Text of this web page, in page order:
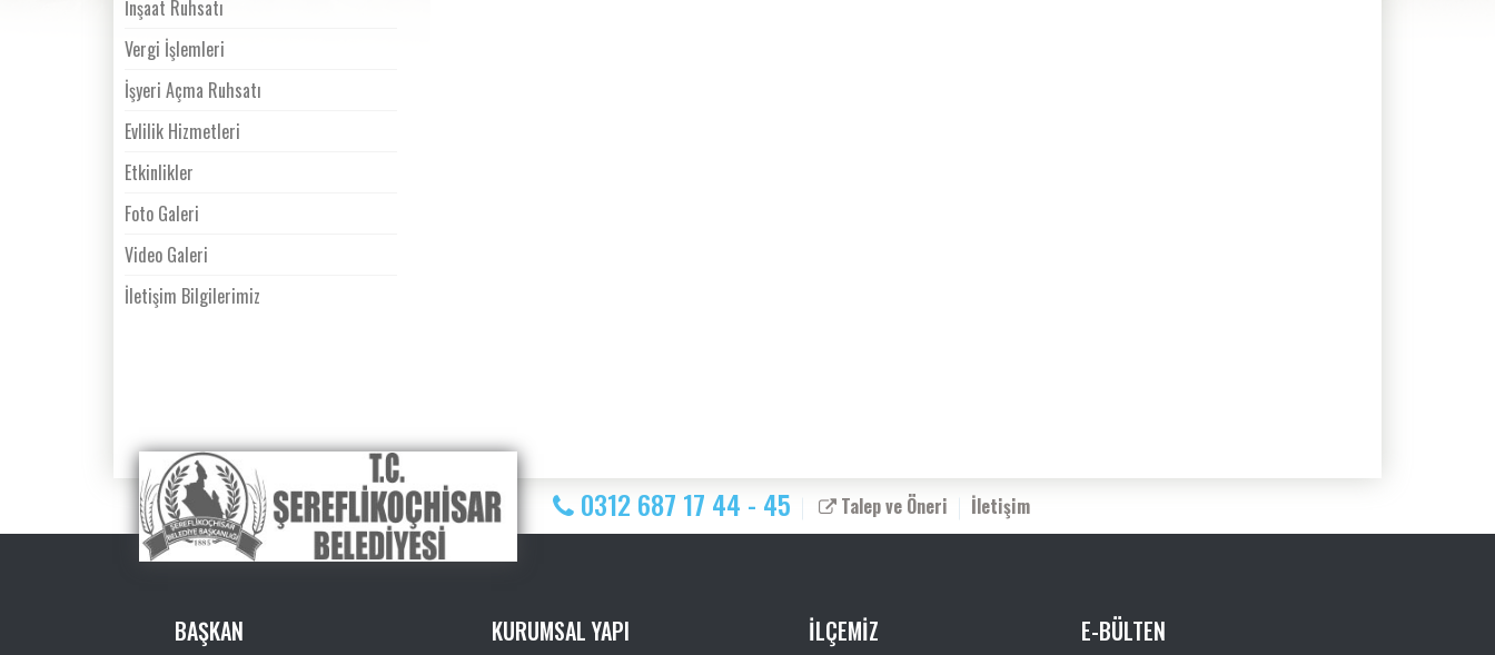
İnşaat Ruhsatı
Vergi İşlemleri
İşyeri Açma Ruhsatı
Evlilik Hizmetleri
Etkinlikler
Foto Galeri
Video Galeri
İletişim Bilgilerimiz
0312 687 17 44 - 45 Talep ve Öneri İletişim
BAŞKAN KURUMSAL YAPI İLÇEMİZ E-BÜLTEN